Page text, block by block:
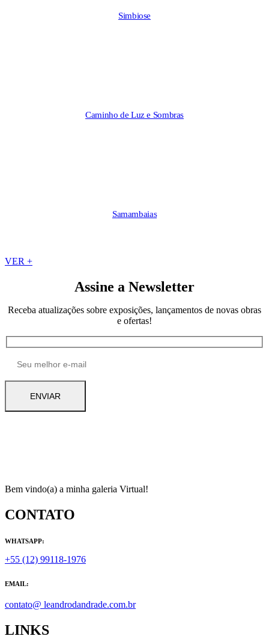
Simbiose
Caminho de Luz e Sombras
Samambaias
VER +
Assine a Newsletter
Receba atualizações sobre exposições, lançamentos de novas obras
e ofertas!
Bem vindo(a) a minha galeria Virtual!
CONTATO
WHATSAPP:
+55 (12) 99118-1976
EMAIL:
contato@ leandrodandrade.com.br
LINKS